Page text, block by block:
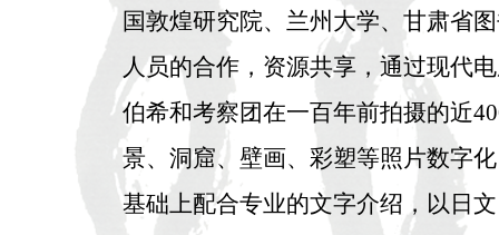
国敦煌研究院、兰州大学、甘肃省
人员的合作，资源共享，通过现代
伯希和考察团在一百年前拍摄的近
景、洞窟、壁画、彩塑等照片数字
基础上配合专业的文字介绍，以日